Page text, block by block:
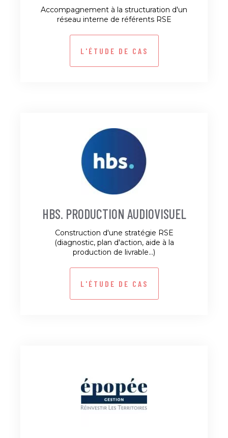
Accompagnement à la structuration d'un
réseau interne de référents RSE
L'ÉTUDE DE CAS
HBS. PRODUCTION AUDIOVISUEL
Construction d'une stratégie RSE
(diagnostic, plan d'action, aide à la
production de livrable...)
L'ÉTUDE DE CAS